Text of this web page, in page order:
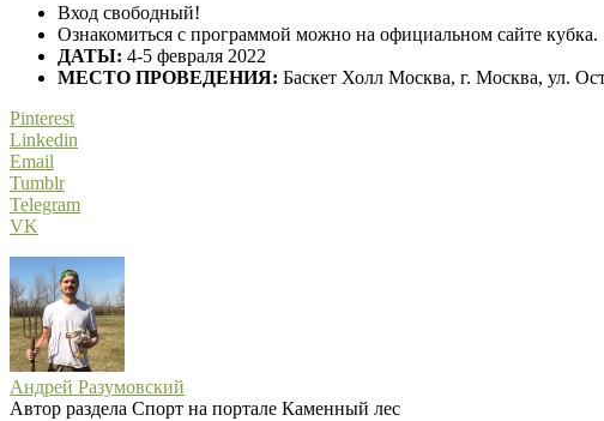
Вход свободный!
Ознакомиться с программой можно на официальном сайте кубка.
ДАТЫ: 4-5 февраля 2022
МЕСТО ПРОВЕДЕНИЯ: Баскет Холл Москва, г. Москва, ул.
Pinterest
Linkedin
Email
Tumblr
Telegram
VK
Андрей Разумовский
Автор раздела Спорт на портале Каменный лес